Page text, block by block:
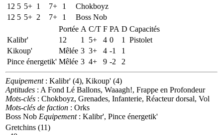
12 5 5+ 1 7+ 1
Chokboyz
12 5 5+ 2 7+ 1
Boss Nob
Portée A C/T F PA D Capacités
Kalibr'
12 1 5+ 4 0 1
Pistolet
Kikoup'
Mêlée 3 3+ 4 -1
1
Pince énergetik' Mêlée 3 4+ 9 -2 2
Equipement: Kalibr' (4), Kikoup' (4)
Aptitudes : A Fond Lé Ballons, Waaagh!, Frappe en Profondeur
Mots-clés : Chokboyz, Grenades, Infanterie, Réacteur dorsal, Vol
Mots-clés de faction : Orks
Boss Nob Equipement: Kalibr', Pince énergetik'
Gretchins (11)